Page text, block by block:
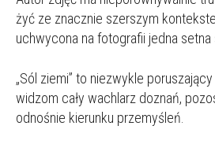
żyć ze znacznie szerszym
uchwycona na fotografii jedna setna
„Sól ziemi” to niezwykle
widzom cały wachlarz doznań,
odnośnie kierunku przemyśleń.